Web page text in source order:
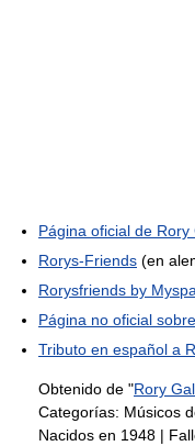
Página oficial de Rory
Rorys-Friends (en
Rorysfriends by
Página no oficial
Tributo en español a
Obtenido de "Rory
Categorías: Músicos
Nacidos en 1948 |